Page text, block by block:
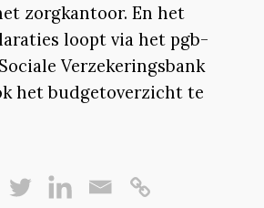
zorgkantoor. En het
loopt via het pgb-
Verzekeringsbank
het budgetoverzicht te